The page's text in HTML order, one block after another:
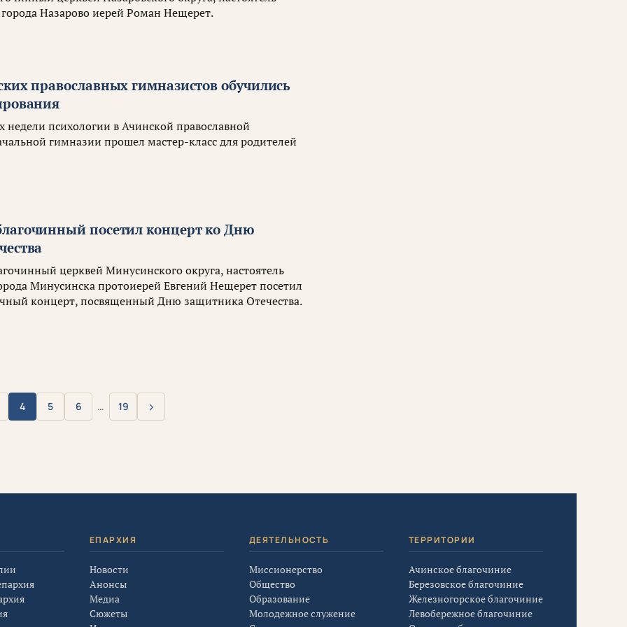
Назарово иерей Роман Нещерет.
православных гимназистов обучились
недели психологии в Ачинской православной
гимназии прошел мастер-класс для родителей
посетил концерт ко Дню
церквей Минусинского округа, настоятель
Минусинска протоиерей Евгений Нещерет посетил
концерт, посвященный Дню защитника Отечества.
4 5 6 … 19 Вперёд
›
ЕПАРХИЯ
Новости
Анонсы
Медиа
Сюжеты
ДЕЯТЕЛЬНОСТЬ
Миссионерство
Общество
Образование
Молодежное служение
ТЕРРИТОРИИ
Ачинское благочиние
Березовское благочиние
Железногорское благочиние
Левобережное благочиние